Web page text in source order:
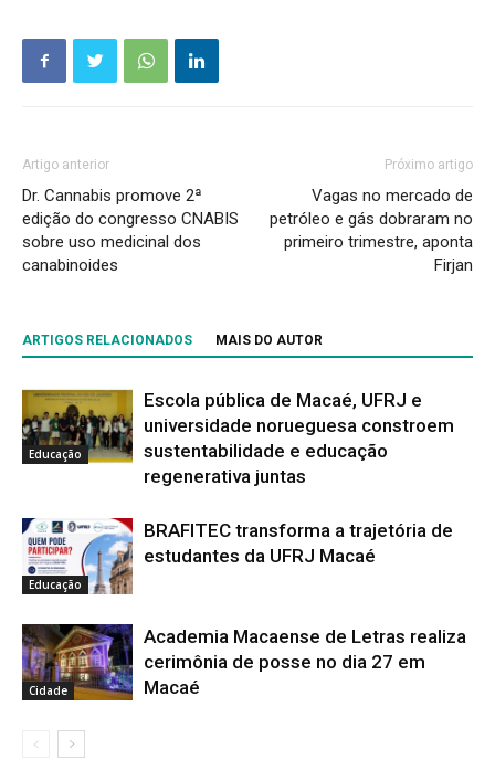
Artigo anterior
Dr. Cannabis promove 2ª
edição do congresso CNABIS
sobre uso medicinal dos
canabinoides
Próximo artigo
Vagas no mercado de
petróleo e gás dobraram no
primeiro trimestre, aponta
Firjan
ARTIGOS RELACIONADOS MAIS DO AUTOR
Educação
Escola pública de Macaé, UFRJ e
universidade norueguesa constroem
sustentabilidade e educação
regenerativa juntas
Educação
BRAFITEC transforma a trajetória de
estudantes da UFRJ Macaé
Cidade
Academia Macaense de Letras realiza
cerimônia de posse no dia 27 em
Macaé